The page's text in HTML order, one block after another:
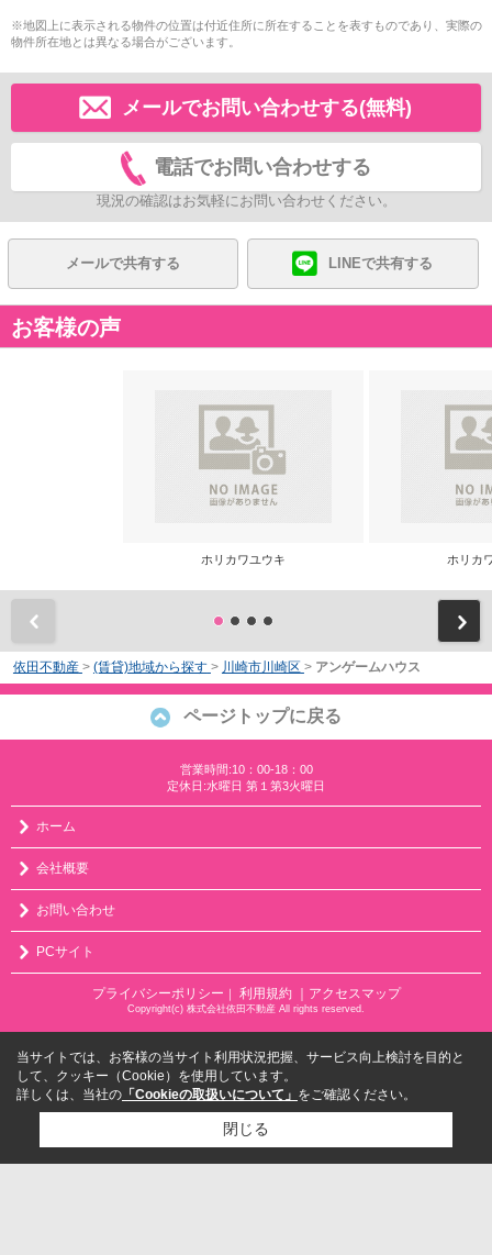
※地図上に表示される物件の位置は付近住所に所在することを表すものであり、実際の
物件所在地とは異なる場合がございます。
メールでお問い合わせする(無料)
電話でお問い合わせする
現況の確認はお気軽にお問い合わせください。
メールで共有する LINEで共有する
お客様の声
ホリカワユウキ ホリカ
依田不動産 > (賃貸)地域から探す > 川崎市川崎区 > アンゲームハウス
ページトップに戻る
営業時間:10：00-18：00
定休日:水曜日 第１第3火曜日
ホーム
会社概要
お問い合わせ
PCサイト
プライバシーポリシー 利用規約 ｜アクセスマップ
Copyright(c) 株式会社依田不動産 All rights reserved.
当サイトでは、お客様の当サイト利用状況把握、サービス向上検討を目的と
して、クッキー（Cookie）を使用しています。
詳しくは、当社の 「Cookieの取扱いについて」 をご確認ください。
閉じる